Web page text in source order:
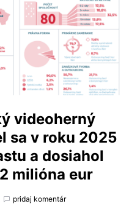
videoherný
sa v roku 2025
a dosiahol
milióna eur
pridaj komentár